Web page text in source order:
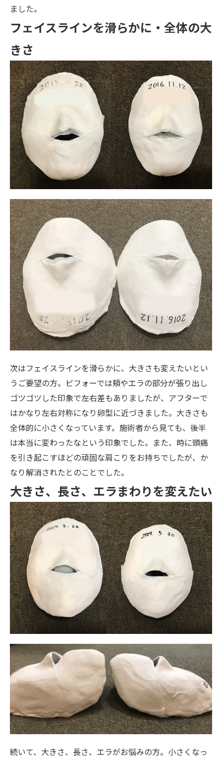
ました。
フェイスラインを滑らかに・全体の大
きさ
次はフェイスラインを滑らかに、大きさも変えたいとい
うご要望の方。ビフォーでは頬やエラの部分が張り出し
ゴツゴツした印象で左右差もありましたが、アフターで
はかなり左右対称になり卵型に近づきました。大きさも
全体的に小さくなっています。施術者から見ても、後半
は本当に変わったなという印象でした。また、時に頭痛
を引き起こすほどの頑固な肩こりをお持ちでしたが、か
なり解消されたとのことでした。
大きさ、長さ、エラまわりを変えたい
続いて、大きさ、長さ、エラがお悩みの方。小さくなっ